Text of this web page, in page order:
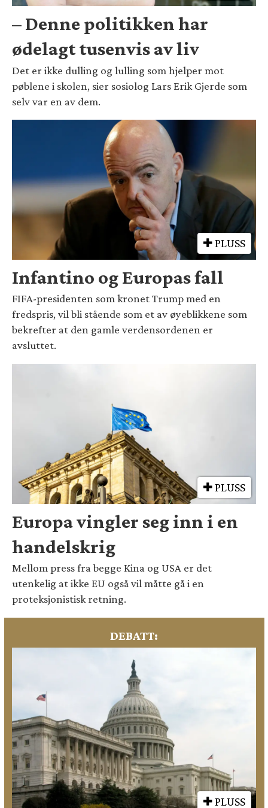
– Denne politikken har
ødelagt tusenvis av liv
Det er ikke dulling og lulling som hjelper mot
pøblene i skolen, sier sosiolog Lars Erik Gjerde som
selv var en av dem.
PLUSS
Infantino og Europas fall
FIFA-presidenten som kronet Trump med en
fredspris, vil bli stående som et av øyeblikkene som
bekrefter at den gamle verdensordenen er
avsluttet.
PLUSS
Europa vingler seg inn i en
handelskrig
Mellom press fra begge Kina og USA er det
utenkelig at ikke EU også vil måtte gå i en
proteksjonistisk retning.
DEBATT:
PLUSS